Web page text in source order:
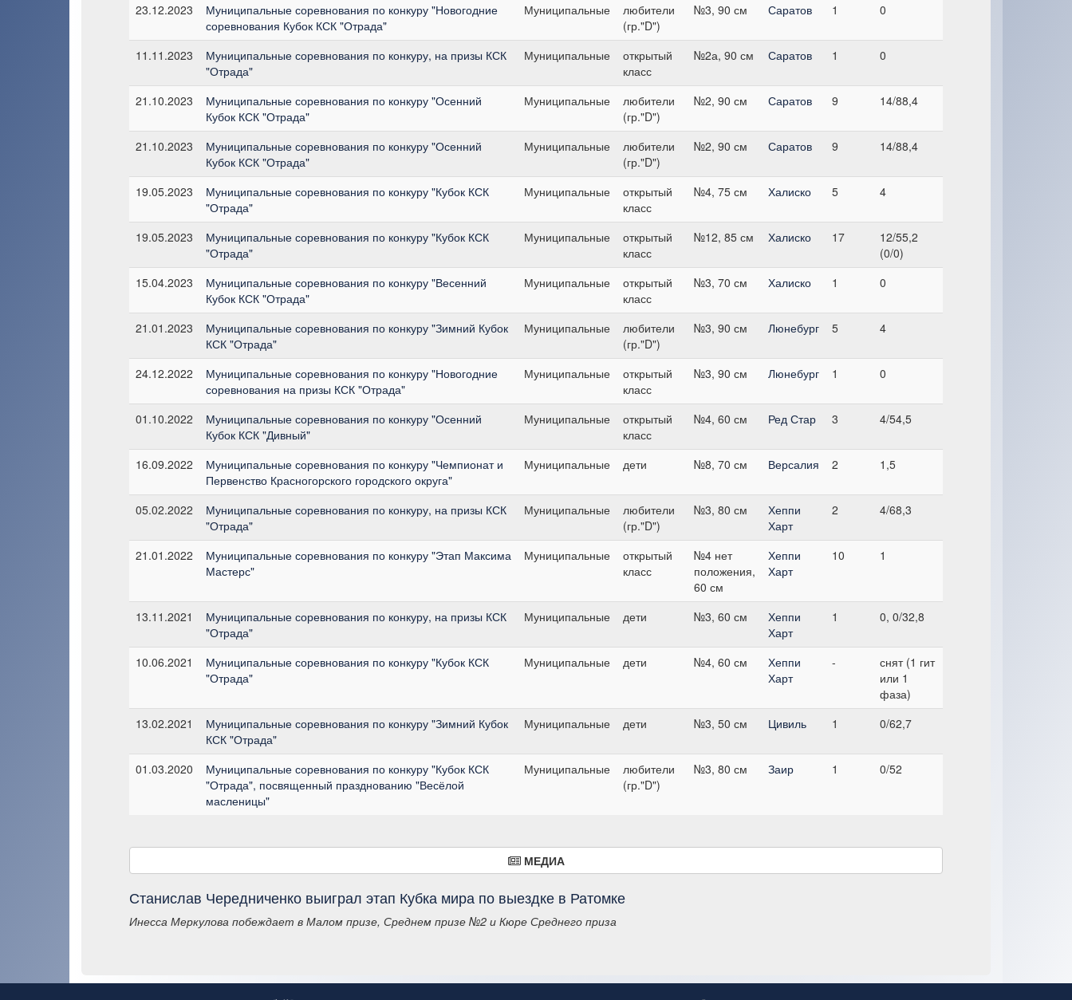
23.12.2023
Муниципальные соревнования по конкуру "Новогодние
соревнования Кубок КСК "Отрада"
Муниципальные
любители
(гр."D")
№3, 90 см Саратов 1 0
11.11.2023
Муниципальные соревнования по конкуру, на призы КСК
"Отрада"
Муниципальные
открытый
класс
№2а, 90 см Саратов 1 0
21.10.2023
Муниципальные соревнования по конкуру "Осенний
Кубок КСК "Отрада"
Муниципальные
любители
(гр."D")
№2, 90 см Саратов 9 14/88,4
21.10.2023
Муниципальные соревнования по конкуру "Осенний
Кубок КСК "Отрада"
Муниципальные
любители
(гр."D")
№2, 90 см Саратов 9 14/88,4
19.05.2023
Муниципальные соревнования по конкуру "Кубок КСК
"Отрада"
Муниципальные
открытый
класс
№4, 75 см Халиско 5 4
19.05.2023
Муниципальные соревнования по конкуру "Кубок КСК
"Отрада"
Муниципальные
открытый
класс
№12, 85 см Халиско 17
12/55,2
(0/0)
15.04.2023
Муниципальные соревнования по конкуру "Весенний
Кубок КСК "Отрада"
Муниципальные
открытый
класс
№3, 70 см Халиско 1 0
21.01.2023
Муниципальные соревнования по конкуру "Зимний Кубок
КСК "Отрада"
Муниципальные
любители
(гр."D")
№3, 90 см Люнебург 5 4
24.12.2022
Муниципальные соревнования по конкуру "Новогодние
соревнования на призы КСК "Отрада"
Муниципальные
открытый
класс
№3, 90 см Люнебург 1 0
01.10.2022
Муниципальные соревнования по конкуру "Осенний
Кубок КСК "Дивный"
Муниципальные
открытый
класс
№4, 60 см Ред Стар 3 4/54,5
16.09.2022
Муниципальные соревнования по конкуру "Чемпионат и
Первенство Красногорского городского округа"
Муниципальные дети №8, 70 см Версалия 2 1,5
05.02.2022
Муниципальные соревнования по конкуру, на призы КСК
"Отрада"
Муниципальные
любители
(гр."D")
№3, 80 см
Хеппи
Харт
2 4/68,3
21.01.2022
Муниципальные соревнования по конкуру "Этап Максима
Мастерс"
Муниципальные
открытый
класс
№4 нет
положения,
60 см
Хеппи
Харт
10 1
13.11.2021
Муниципальные соревнования по конкуру, на призы КСК
"Отрада"
Муниципальные дети №3, 60 см
Хеппи
Харт
1 0, 0/32,8
10.06.2021
Муниципальные соревнования по конкуру "Кубок КСК
"Отрада"
Муниципальные дети №4, 60 см
Хеппи
Харт
-
снят (1 гит
или 1
фаза)
13.02.2021
Муниципальные соревнования по конкуру "Зимний Кубок
КСК "Отрада"
Муниципальные дети №3, 50 см Цивиль 1 0/62,7
01.03.2020
Муниципальные соревнования по конкуру "Кубок КСК
"Отрада", посвященный празднованию "Весёлой
масленицы"
Муниципальные
любители
(гр."D")
№3, 80 см Заир 1 0/52
МЕДИА
Станислав Чередниченко выиграл этап Кубка мира по выездке в Ратомке
Инесса Меркулова побеждает в Малом призе, Среднем призе №2 и Кюре Среднего приза